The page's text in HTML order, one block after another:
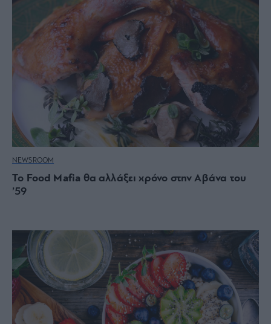
NEWSROOM
Το Food Mafia θα αλλάξει χρόνο στην Αβάνα του
’59